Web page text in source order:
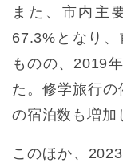
また、市内主
67.3%となり
ものの、2019
た。修学旅行の
の宿泊数も増加
このほか、